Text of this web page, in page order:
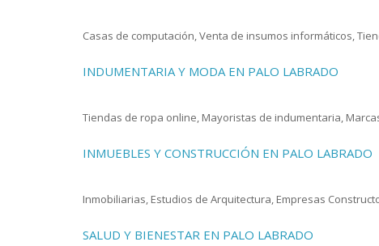
Casas de computación, Venta de insumos informáticos,
INDUMENTARIA Y MODA EN PALO LABRADO
Tiendas de ropa online, Mayoristas de indumentaria,
INMUEBLES Y CONSTRUCCIÓN EN PALO LABRADO
Inmobiliarias, Estudios de Arquitectura, Empresas
SALUD Y BIENESTAR EN PALO LABRADO